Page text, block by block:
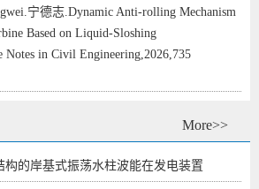
宁德志.Dynamic Anti-rolling Mechanism
Based on Liquid-Sloshing
Notes in Civil Engineering,2026,735
More>>
构的岸基式振荡水柱波能在发电装置